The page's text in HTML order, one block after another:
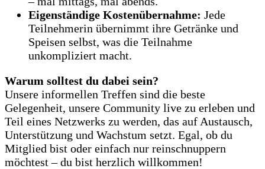
Eigenständige Kostenübernahme: Jede
Teilnehmerin übernimmt ihre Getränke und
Speisen selbst, was die Teilnahme
unkompliziert macht.
Warum solltest du dabei sein?
Unsere informellen Treffen sind die beste
Gelegenheit, unsere Community live zu erleben und
Teil eines Netzwerks zu werden, das auf Austausch,
Unterstützung und Wachstum setzt. Egal, ob du
Mitglied bist oder einfach nur reinschnuppern
möchtest – du bist herzlich willkommen!